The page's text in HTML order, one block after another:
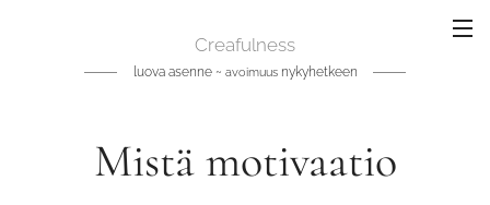
Creafulness
luova asenne ~ avoimuusnykyhetkeen
Mistä motivaatio